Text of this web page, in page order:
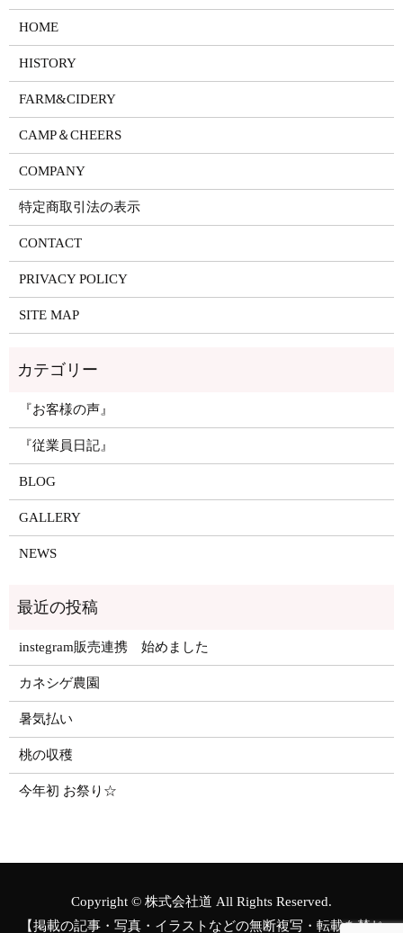
HOME
HISTORY
FARM&CIDERY
CAMP＆CHEERS
COMPANY
特定商取引法の表示
CONTACT
PRIVACY POLICY
SITE MAP
『お客様の声』
『従業員日記』
BLOG
GALLERY
NEWS
instegram販売連携 始めました
カネシゲ農園
暑気払い
桃の収穫
今年初 お祭り☆
Copyright © 株式会社道 All Rights Reserved.
【掲載の記事・写真・イラストなどの無断複写・転載を禁じ